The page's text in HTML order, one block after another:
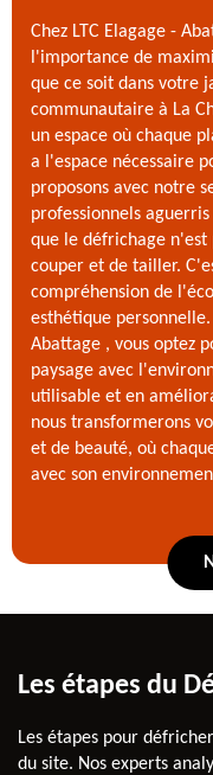
Chez LTC Elagage -
l'importance de
que ce soit dans votre
communautaire à La
un espace où chaque
a l'espace nécessaire
proposons avec notre
professionnels
que le défrichage n'est
couper et de tailler.
compréhension de
esthétique personnelle.
Abattage , vous optez
paysage avec
utilisable et en
nous transformerons
et de beauté, où
avec son
Les étapes du
Les étapes pour
du site. Nos experts